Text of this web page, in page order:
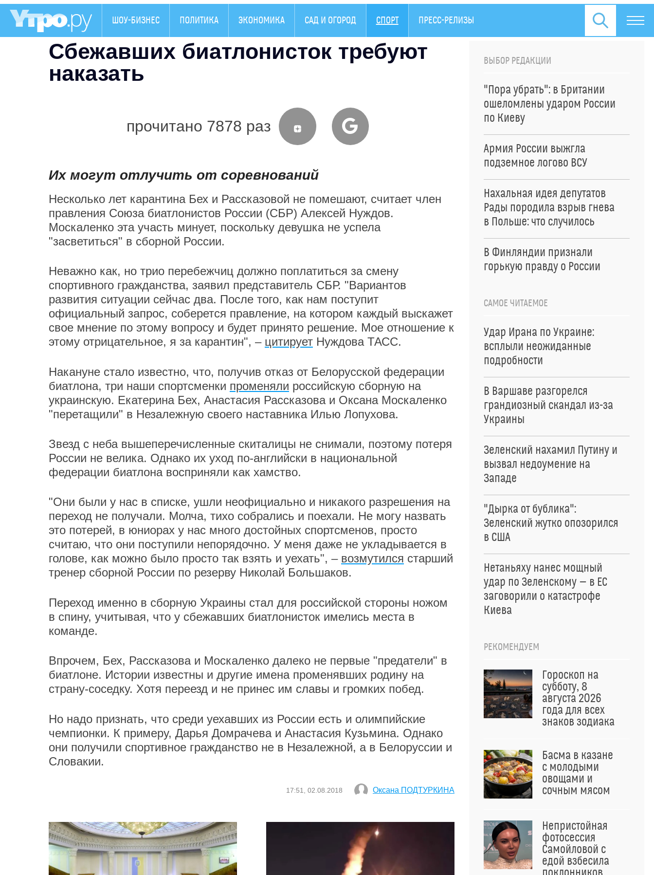
ШОУ-БИЗНЕС ПОЛИТИКА ЭКОНОМИКА САД И ОГОРОД СПОРТ ПРЕСС-РЕЛИЗЫ
Сбежавших биатлонисток требуют
наказать
прочитано 7878 раз
Их могут отлучить от соревнований
Несколько лет карантина Бех и Рассказовой не помешают, считает член
правления Союза биатлонистов России (СБР) Алексей Нуждов.
Москаленко эта участь минует, поскольку девушка не успела
"засветиться" в сборной России.
Неважно как, но трио перебежчиц должно поплатиться за смену
спортивного гражданства, заявил представитель СБР. "Вариантов
развития ситуации сейчас два. После того, как нам поступит
официальный запрос, соберется правление, на котором каждый выскажет
свое мнение по этому вопросу и будет принято решение. Мое отношение к
этому отрицательное, я за карантин", – цитирует Нуждова ТАСС.
Накануне стало известно, что, получив отказ от Белорусской федерации
биатлона, три наши спортсменки променяли российскую сборную на
украинскую. Екатерина Бех, Анастасия Рассказова и Оксана Москаленко
"перетащили" в Незалежную своего наставника Илью Лопухова.
Звезд с неба вышеперечисленные скиталицы не снимали, поэтому потеря
России не велика. Однако их уход по-английски в национальной
федерации биатлона восприняли как хамство.
"Они были у нас в списке, ушли неофициально и никакого разрешения на
переход не получали. Молча, тихо собрались и поехали. Не могу назвать
это потерей, в юниорах у нас много достойных спортсменов, просто
считаю, что они поступили непорядочно. У меня даже не укладывается в
голове, как можно было просто так взять и уехать", – возмутился старший
тренер сборной России по резерву Николай Большаков.
Переход именно в сборную Украины стал для российской стороны ножом
в спину, учитывая, что у сбежавших биатлонисток имелись места в
команде.
Впрочем, Бех, Рассказова и Москаленко далеко не первые "предатели" в
биатлоне. Истории известны и другие имена променявших родину на
страну-соседку. Хотя переезд и не принес им славы и громких побед.
Но надо признать, что среди уехавших из России есть и олимпийские
чемпионки. К примеру, Дарья Домрачева и Анастасия Кузьмина. Однако
они получили спортивное гражданство не в Незалежной, а в Белоруссии и
Словакии.
17:51, 02.08.2018 Оксана ПОДТУРКИНА
ВЫБОР РЕДАКЦИИ
"Пора убрать": в Британии
ошеломлены ударом России
по Киеву
Армия России выжгла
подземное логово ВСУ
Нахальная идея депутатов
Рады породила взрыв гнева
в Польше: что случилось
В Финляндии признали
горькую правду о России
САМОЕ ЧИТАЕМОЕ
Удар Ирана по Украине:
всплыли неожиданные
подробности
В Варшаве разгорелся
грандиозный скандал из-за
Украины
Зеленский нахамил Путину и
вызвал недоумение на
Западе
"Дырка от бублика":
Зеленский жутко опозорился
в США
Нетаньяху нанес мощный
удар по Зеленскому — в ЕС
заговорили о катастрофе
Киева
РЕКОМЕНДУЕМ
Гороскоп на
субботу, 8
августа 2026
года для всех
знаков зодиака
Басма в казане
с молодыми
овощами и
сочным мясом
Непристойная
фотосессия
Самойловой с
едой взбесила